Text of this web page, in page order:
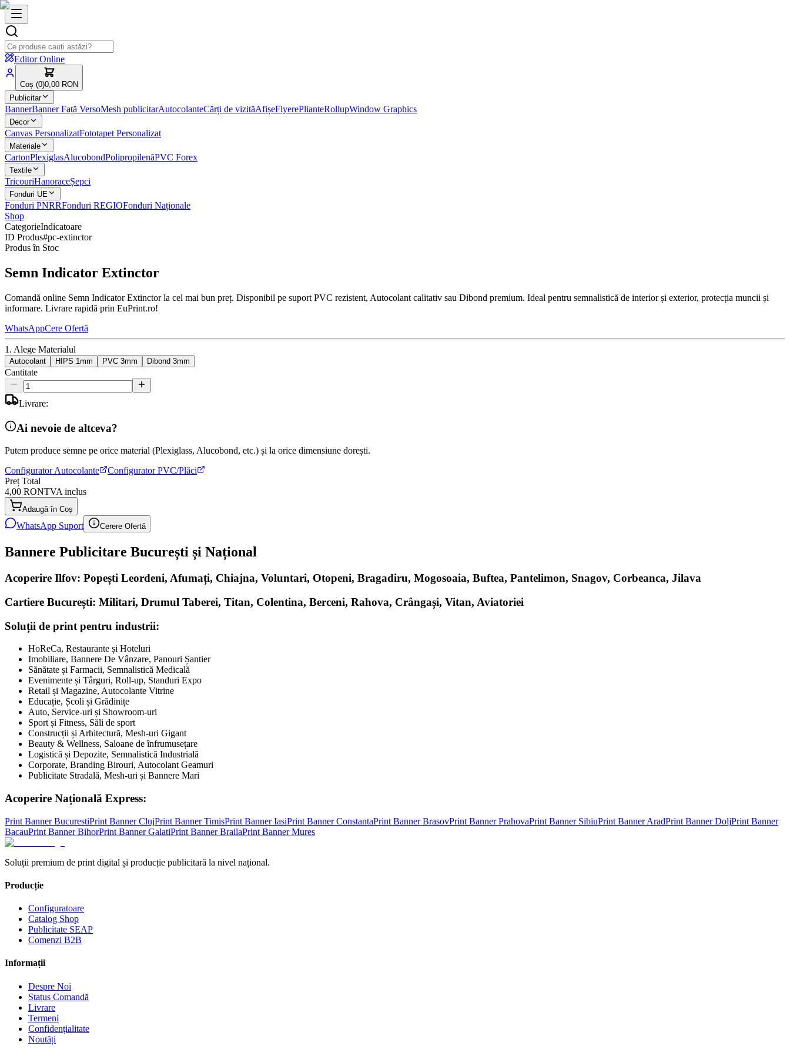
Editor Online
Coș (0)0,00 RON
Publicitar
BannerBanner Față VersoMesh publicitarAutocolanteCărți de vizităAfișeFlyerePlianteRollupWindow Graphics
Decor
Canvas PersonalizatFototapet Personalizat
Materiale
CartonPlexiglasAlucobondPolipropilenăPVC Forex
Textile
TricouriHanoraceȘepci
Fonduri UE
Fonduri PNRRFonduri REGIOFonduri Naționale
Shop
CategorieIndicatoare
ID Produs#pc-extinctor
Produs în Stoc
Semn Indicator Extinctor
Comandă online Semn Indicator Extinctor la cel mai bun preț. Disponibil pe suport PVC rezistent, Autocolant calitativ sau Dibond premium. Ideal pentru semnalistică de interior și exterior, protecția muncii și
informare. Livrare rapidă prin EuPrint.ro!
WhatsAppCere Ofertă
1. Alege Materialul
Autocolant HIPS 1mm PVC 3mm Dibond 3mm
Cantitate
Livrare:
Ai nevoie de altceva?
Putem produce semne pe orice material (Plexiglass, Alucobond, etc.) și la orice dimensiune dorești.
Configurator Autocolante
Configurator PVC/Plăci
Preț Total
4,00 RONTVA inclus
Adaugă în Coș
WhatsApp Suport Cerere Ofertă
Bannere Publicitare București și Național
Acoperire Ilfov: Popești Leordeni, Afumați, Chiajna, Voluntari, Otopeni, Bragadiru, Mogosoaia, Buftea, Pantelimon, Snagov, Corbeanca, Jilava
Cartiere București: Militari, Drumul Taberei, Titan, Colentina, Berceni, Rahova, Crângași, Vitan, Aviatoriei
Soluții de print pentru industrii:
HoReCa, Restaurante și Hoteluri
Imobiliare, Bannere De Vânzare, Panouri Șantier
Sănătate și Farmacii, Semnalistică Medicală
Evenimente și Târguri, Roll-up, Standuri Expo
Retail și Magazine, Autocolante Vitrine
Educație, Școli și Grădinițe
Auto, Service-uri și Showroom-uri
Sport și Fitness, Săli de sport
Construcții și Arhitectură, Mesh-uri Gigant
Beauty & Wellness, Saloane de înfrumusețare
Logistică și Depozite, Semnalistică Industrială
Corporate, Branding Birouri, Autocolant Geamuri
Publicitate Stradală, Mesh-uri și Bannere Mari
Acoperire Națională Express:
Print BannerBucurestiPrint BannerClujPrint BannerTimisPrint BannerIasiPrint BannerConstantaPrint BannerBrasovPrint BannerPrahovaPrint Banner SibiuPrint BannerAradPrint BannerDoljPrint Banner
BacauPrint BannerBihorPrint BannerGalatiPrint BannerBrailaPrint BannerMures
Soluții premium de print digital și producție publicitară la nivel național.
Producție
Configuratoare
Catalog Shop
Publicitate SEAP
Comenzi B2B
Informații
Despre Noi
Status Comandă
Livrare
Termeni
Confidențialitate
Noutăți